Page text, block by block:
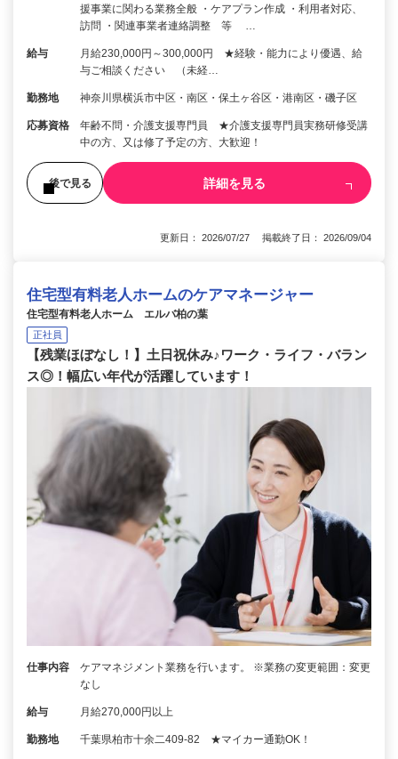
援事業に関わる業務全般 ・ケアプラン作成 ・利用者対応、
訪問 ・関連事業者連絡調整 等 …
給与
月給230,000円～300,000円 ★経験・能力により優遇、給
与ご相談ください （未経…
勤務地 神奈川県横浜市中区・南区・保土ヶ谷区・港南区・磯子区
応募資格
年齢不問・介護支援専門員 ★介護支援専門員実務研修受講
中の方、又は修了予定の方、大歓迎！
後で見る 詳細を見る
更新日： 2026/07/27 掲載終了日： 2026/09/04
住宅型有料老人ホームのケアマネージャー
住宅型有料老人ホーム エルバ柏の葉
正社員
【残業ほぼなし！】土日祝休み♪ワーク・ライフ・バラン
ス◎！幅広い年代が活躍しています！
仕事内容
ケアマネジメント業務を行います。 ※業務の変更範囲：変更
なし
給与 月給270,000円以上
勤務地 千葉県柏市十余二409-82 ★マイカー通勤OK！